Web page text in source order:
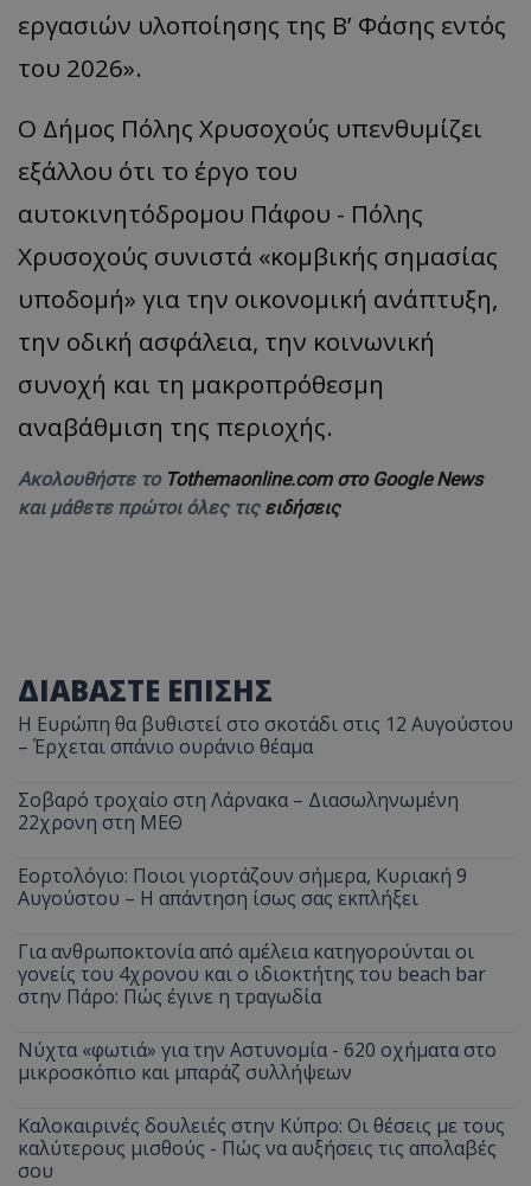
εργασιών υλοποίησης της Β’ Φάσης εντός
του 2026».
Ο Δήμος Πόλης Χρυσοχούς υπενθυμίζει
εξάλλου ότι το έργο του
αυτοκινητόδρομου Πάφου - Πόλης
Χρυσοχούς συνιστά «κομβικής σημασίας
υποδομή» για την οικονομική ανάπτυξη,
την οδική ασφάλεια, την κοινωνική
συνοχή και τη μακροπρόθεσμη
αναβάθμιση της περιοχής.
Ακολουθήστε το Tothemaonline.com στο Google News
και μάθετε πρώτοι όλες τις ειδήσεις
ΔΙΑΒΑΣΤΕ ΕΠΙΣΗΣ
Η Ευρώπη θα βυθιστεί στο σκοτάδι στις 12 Αυγούστου
– Έρχεται σπάνιο ουράνιο θέαμα
Σοβαρό τροχαίο στη Λάρνακα – Διασωληνωμένη
22χρονη στη ΜΕΘ
Εορτολόγιο: Ποιοι γιορτάζουν σήμερα, Κυριακή 9
Αυγούστου – Η απάντηση ίσως σας εκπλήξει
Για ανθρωποκτονία από αμέλεια κατηγορούνται οι
γονείς του 4χρονου και ο ιδιοκτήτης του beach bar
στην Πάρο: Πώς έγινε η τραγωδία
Νύχτα «φωτιά» για την Αστυνομία - 620 οχήματα στο
μικροσκόπιο και μπαράζ συλλήψεων
Καλοκαιρινές δουλειές στην Κύπρο: Οι θέσεις με τους
καλύτερους μισθούς - Πώς να αυξήσεις τις απολαβές
σου